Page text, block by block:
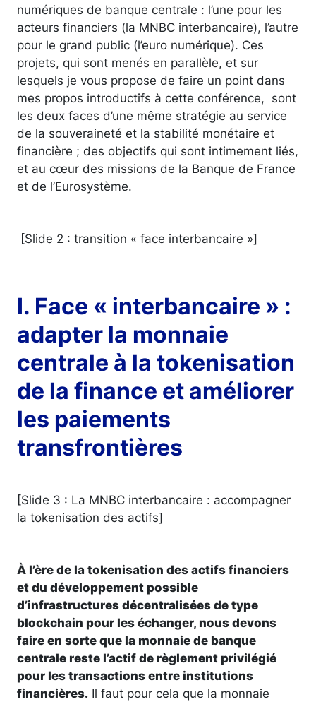
numériques de banque centrale : l’une pour les
acteurs financiers (la MNBC interbancaire), l’autre
pour le grand public (l’euro numérique). Ces
projets, qui sont menés en parallèle, et sur
lesquels je vous propose de faire un point dans
mes propos introductifs à cette conférence, sont
les deux faces d’une même stratégie au service
de la souveraineté et la stabilité monétaire et
financière ; des objectifs qui sont intimement liés,
et au cœur des missions de la Banque de France
et de l’Eurosystème.
[Slide 2 : transition « face interbancaire »]
I. Face « interbancaire » :
adapter la monnaie
centrale à la tokenisation
de la finance et améliorer
les paiements
transfrontières
[Slide 3 : La MNBC interbancaire : accompagner
la tokenisation des actifs]
À l’ère de la tokenisation des actifs financiers
et du développement possible
d’infrastructures décentralisées de type
blockchain pour les échanger, nous devons
faire en sorte que la monnaie de banque
centrale reste l’actif de règlement privilégié
pour les transactions entre institutions
financières. Il faut pour cela que la monnaie